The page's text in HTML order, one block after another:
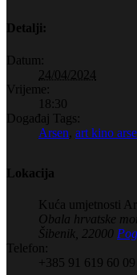
Detalji:
Datum:
24/04/2024
Vrijeme:
18:30
Događaj Tags:
Arsen, art kino
Lokacija
Kuća umjetnosti
Obala hrvatske
Šibenik
22000
Telefon:
+385 91 619 60 09